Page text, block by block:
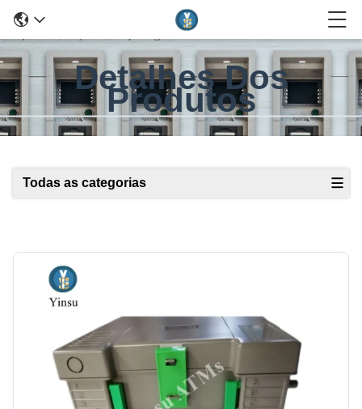
Detalhes Dos
Produtos
Todas as categorias